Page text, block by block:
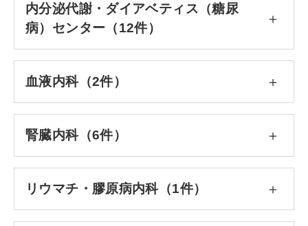
内分泌代謝・ダイアベティス（糖尿
病）センター（12件）
血液内科（2件）
腎臓内科（6件）
リウマチ・膠原病内科（1件）